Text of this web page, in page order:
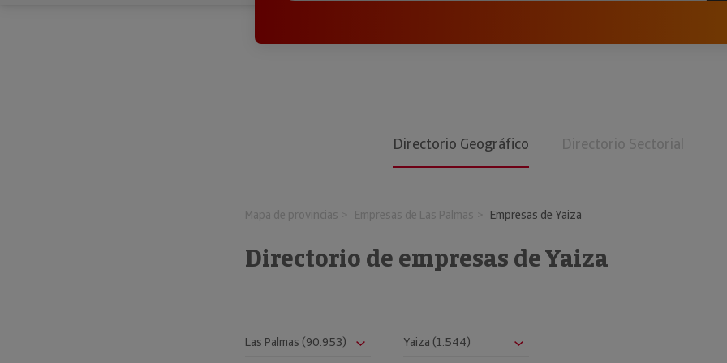
Directorio Geográfico Directorio Sectorial
Mapa de provincias Empresas de Las Palmas Empresas de Yaiza
Directorio de empresas de Yaiza